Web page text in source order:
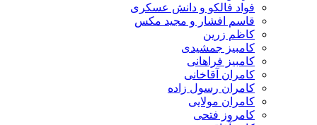
فواد فالکو و دانش عسکری
قاسم افشار و مجید مکس
کاظم زرین
کامبیز جمشیدی
کامبیز فراهانی
کامران آقاخانی
کامران رسول زاده
کامران مولایی
کامروز فتحی